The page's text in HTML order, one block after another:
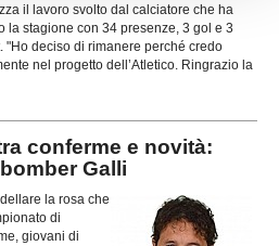
il lavoro svolto dal calciatore che ha
la stagione con 34 presenze, 3 gol e 3
"Ho deciso di rimanere perché credo
nel progetto dell’Atletico. Ringrazio la
conferme e novità:
Galli
la rosa che
di
giovani di